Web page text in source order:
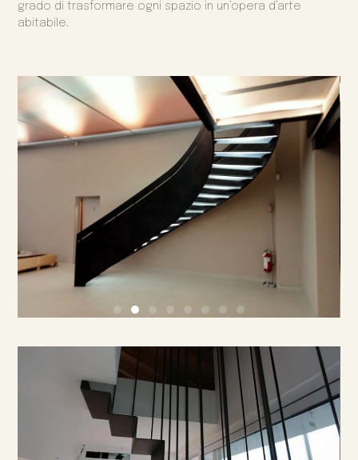
grado di trasformare ogni spazio in un’opera d’arte
abitabile.